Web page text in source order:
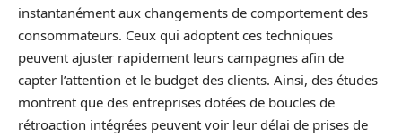
instantanément aux changements de comportement des
consommateurs. Ceux qui adoptent ces techniques
peuvent ajuster rapidement leurs campagnes afin de
capter l’attention et le budget des clients. Ainsi, des études
montrent que des entreprises dotées de boucles de
rétroaction intégrées peuvent voir leur délai de prises de